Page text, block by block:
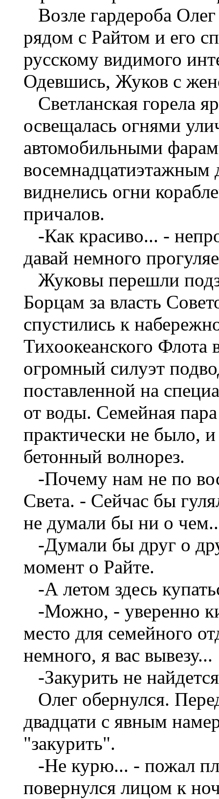
Возле гардероба
рядом с Райтом и его
русскому видимого
Одевшись, Жуков с
Светланская горела
освещалась огнями
автомобильными
восемнадцатиэтажным
виднелись огни
причалов.
-Как красиво... -
давай немного
Жуковы перешли
Борцам за власть
спустились к
Тихоокеанского Флота
огромный силуэт
поставленной на
от воды. Семейная
практически не было,
бетонный волнорез.
-Почему нам не по
Света. - Сейчас бы
не думали бы ни о
-Думали бы друг о
момент о Райте.
-А летом здесь
-Можно, - уверенно
место для семейного
немного, я вас вывезу...
-Закурить не
Олег обернулся.
двадцати с явным
"закурить".
-Не курю... - пожал
повернулся лицом к